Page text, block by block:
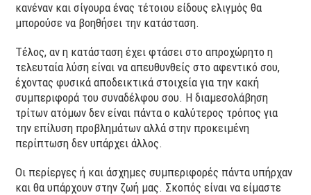
κανέναν και σίγουρα ένας τέτοιου είδους ελιγμός θα
μπορούσε να βοηθήσει την κατάσταση.
Τέλος, αν η κατάσταση έχει φτάσει στο απροχώρητο η
τελευταία λύση είναι να απευθυνθείς στο αφεντικό σου,
έχοντας φυσικά αποδεικτικά στοιχεία για την κακή
συμπεριφορά του συναδέλφου σου. Η διαμεσολάβηση
τρίτων ατόμων δεν είναι πάντα ο καλύτερος τρόπος για
την επίλυση προβλημάτων αλλά στην προκειμένη
περίπτωση δεν υπάρχει άλλος.
Οι περίεργες ή και άσχημες συμπεριφορές πάντα υπήρχαν
και θα υπάρχουν στην ζωή μας. Σκοπός είναι να είμαστε